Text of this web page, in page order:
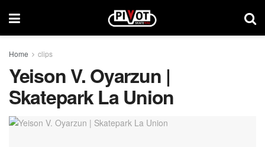
Home clips
Yeison V. Oyarzun |
Skatepark La Union